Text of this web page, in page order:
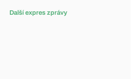
Další expres zprávy